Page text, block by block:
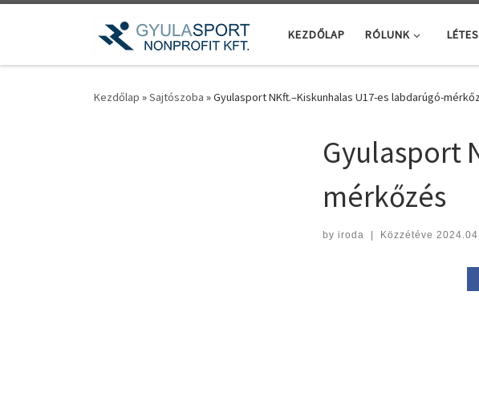
Teljes tartalom megjelenítése
KEZDŐLAP RÓLUNK
Kezdőlap »Sajtószoba »Gyulasport NKft.–Kiskunhalas U17-es labdarúgó-
Gyulasport
mérkőzés
by iroda | Közzétéve